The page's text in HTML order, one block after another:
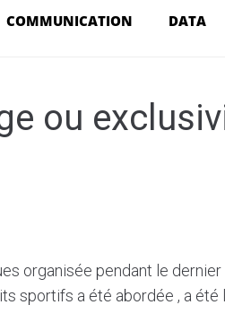
COMMUNICATION DATA
ou
organisée pendant le dernier
sportifs a été abordée , a été